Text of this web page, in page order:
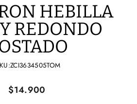
HEBILLA
REDONDO
Precio
$14.900